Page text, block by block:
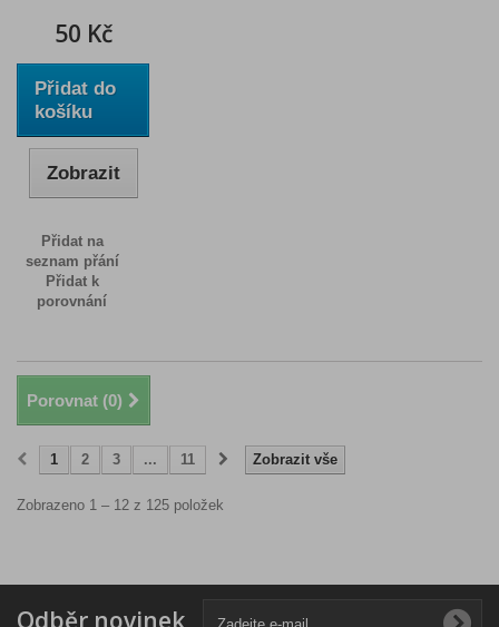
50 Kč
Přidat do
košíku
Zobrazit
Přidat na
seznam přání
Přidat k
porovnání
Porovnat (0)
Zobrazit vše
1 2 3 ... 11
Zobrazeno 1 – 12 z 125 položek
Odběr novinek